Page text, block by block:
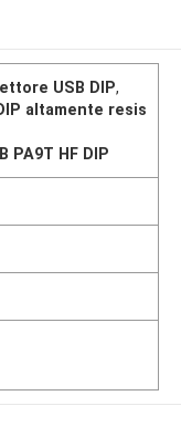
USB DIP,
altamente resis
PA9T HF DIP